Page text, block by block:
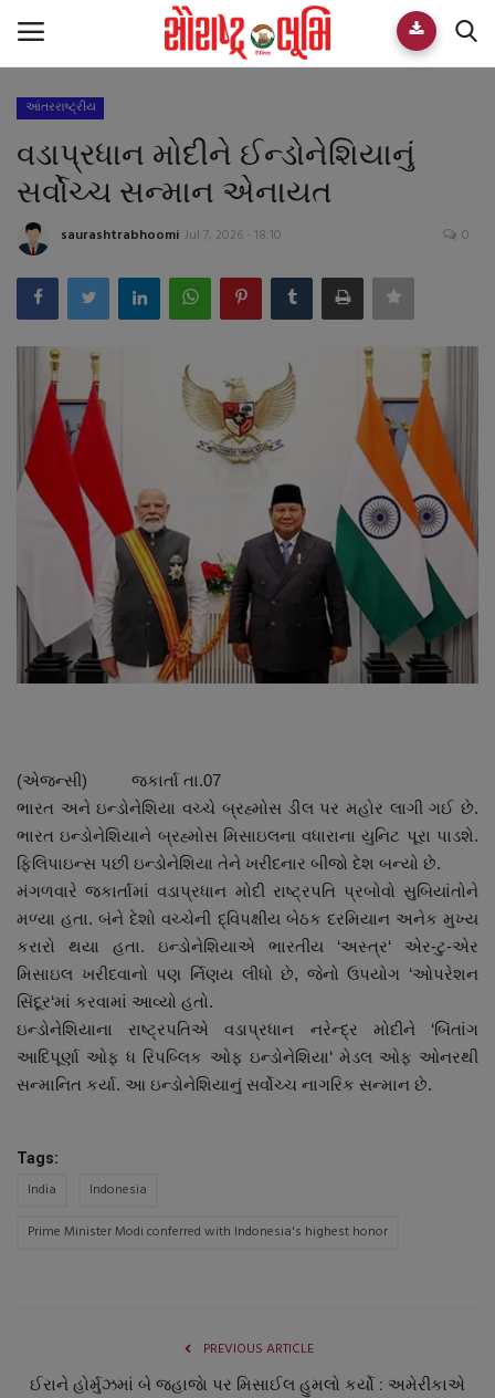
Home
E-paper
Videos
Who We Are
Live TV
Team
Guest Author
About Author
Contact
Dipotsav Special
આંતરરાષ્ટ્રીય
ગુજરાત
જુનાગઢ
Support US
બજારના સમાચાર
નાણાંકીય સમાચાર
સ્થાનિક સમાચાર
રાશિફળ
ગુનાખોરી
આંતરરાષ્ટ્રીય
વડાપ્રધાન મોદીને ઈન્ડોનેશિયાનું
સર્વોચ્ચ સન્માન એનાયત
saurashtrabhoomi Jul 7, 2026 - 18:10 0
(એજન્સી) જકાર્તા તા.07
ભારત અને ઇન્ડોનેશિયા વચ્ચે બ્રહ્મોસ ડીલ પર મહોર લાગી ગઈ છે.
ભારત ઇન્ડોનેશિયાને બ્રહ્મોસ મિસાઇલના વધારાના યુનિટ પૂરા પાડશે.
ફિલિપાઇન્સ પછી ઇન્ડોનેશિયા તેને ખરીદનાર બીજો દેશ બન્યો છે.
મંગળવારે જકાર્તામાં વડાપ્રધાન મોદી રાષ્ટ્રપતિ પ્રબોવો સુબિયાંતોને
મળ્યા હતા. બંને દેશો વચ્ચેની દ્વિપક્ષીય બેઠક દરમિયાન અનેક મુખ્ય
કરારો થયા હતા. ઇન્ડોનેશિયાએ ભારતીય ‘અસ્ત્ર‘ એર-ટુ-એર
મિસાઇલ ખરીદવાનો પણ ર્નિણય લીધો છે, જેનો ઉપયોગ ‘ઓપરેશન
સિંદૂર‘માં કરવામાં આવ્યો હતો.
ઇન્ડોનેશિયાના રાષ્ટ્રપતિએ વડાપ્રધાન નરેન્દ્ર મોદીને ‘બિંતાંગ
આદિપૂર્ણા ઓફ ધ રિપબ્લિક ઓફ ઇન્ડોનેશિયા‘ મેડલ ઓફ ઓનરથી
સન્માનિત કર્યા. આ ઇન્ડોનેશિયાનું સર્વોચ્ચ નાગરિક સન્માન છે.
Tags:
India
Indonesia
Prime Minister Modi conferred with Indonesia's highest honor
PREVIOUS ARTICLE
ઈરાને હોર્મુઝમાં બે જહાજાે પર મિસાઈલ હુમલો કર્યો : અમેરીકાએ